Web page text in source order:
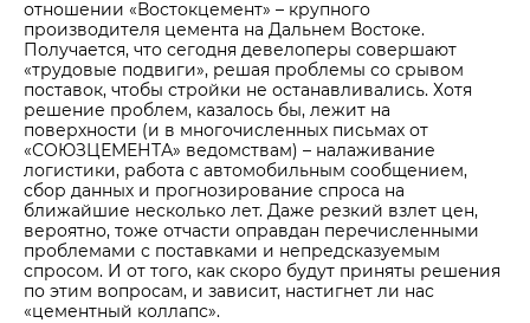
отношении «Востокцемент» – крупного
производителя цемента на Дальнем Востоке.
Получается, что сегодня девелоперы совершают
«трудовые подвиги», решая проблемы со срывом
поставок, чтобы стройки не останавливались. Хотя
решение проблем, казалось бы, лежит на
поверхности (и в многочисленных письмах от
«СОЮЗЦЕМЕНТА» ведомствам) – налаживание
логистики, работа с автомобильным сообщением,
сбор данных и прогнозирование спроса на
ближайшие несколько лет. Даже резкий взлет цен,
вероятно, тоже отчасти оправдан перечисленными
проблемами с поставками и непредсказуемым
спросом. И от того, как скоро будут приняты решения
по этим вопросам, и зависит, настигнет ли нас
«цементный коллапс».